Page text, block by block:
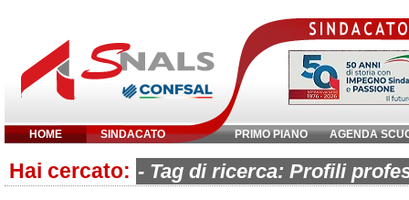
HOME SINDACATO PRIMO PIANO AGENDA
Inserisci parola chiave:
Hai cercato: - Tag di ricerca: Profili